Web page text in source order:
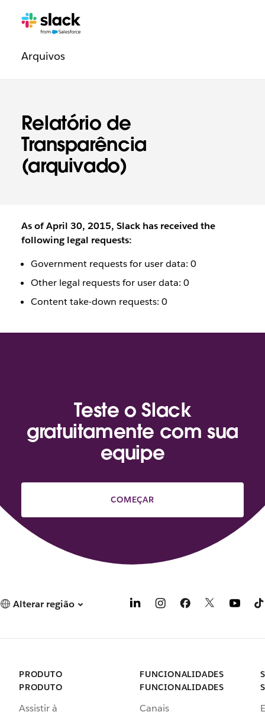
Relatório de
Transparência
(arquivado)
Navegação
legalPáginas
Arquivosadicionais
As of April 30, 2015, Slack has received the
following legal requests:
Government requests for user data: 0
Other legal requests for user data: 0
Content take-down requests: 0
Teste o Slack
gratuitamente com sua
equipe
COMEÇAR
Alterar região
PRODUTO
PRODUTO
Assistir à
FUNCIONALIDADES
FUNCIONALIDADES
Canais